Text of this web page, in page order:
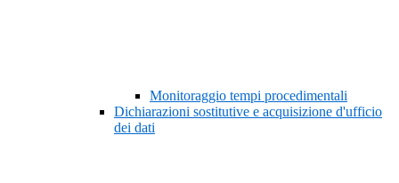
Monitoraggio tempi procedimentali
Dichiarazioni sostitutive e acquisizione d'ufficio
dei dati